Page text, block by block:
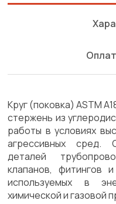
Круг (поковка) ASTM
стержень из
работы в условиях
агрессивных сред.
деталей
клапанов, фитингов
используемых в
химической и газовой